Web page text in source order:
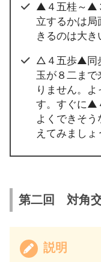
▲４五桂～▲
立するかは
きるのは大き
△４五歩▲同
玉が８二まで
りません。
す。すぐに▲
よくできそ
えてみましょ
第二回 対角
説明